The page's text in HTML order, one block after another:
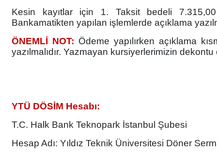
Kesin kayıtlar için 1. Taksit
bedeli
Bankamatikten yapılan işlemlerde açıklama
ÖNEMLİ NOT: Ödeme yapılırken açıklama
yazılmalıdır. Yazmayan kursiyerlerimizin dekontu
YTÜ DÖSİM Hesabı:
T.C. Halk Bank Teknopark İstanbul Şubesi
Hesap Adı: Yıldız Teknik Üniversitesi Döner